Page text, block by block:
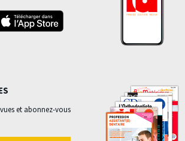
et abonnez-vous